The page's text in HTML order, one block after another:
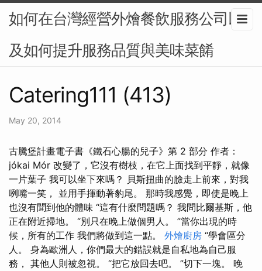
如何在台灣經營外燴餐飲服務公司以
及如何提升服務品質與美味菜餚
Catering111 (413)
May 20, 2014
古騰堡計畫電子書《鐵石心腸的兒子》第 2 部分 作者：
jókai Mór 改變了，它沒有樹枝，在它上面找到平靜，就像
一片葉子 我可以坐下來嗎？ 貝斯扭曲的臉走上前來，對我
咧嘴一笑， 並用手揮動著豹尾。 那時我感覺，即使是晚上
也沒有聞到他的體味 “這有什麼問題嗎？ 我問比爾基斯，他
正在附近掃地。 “別只在晚上做個男人。 ”當你出現的時
候，所有的工作 我們將做到這一點。 外燴廚房 “學會區分
人。 身為歐洲人，你們最大的錯誤就是自私地為自己服
務， 其他人則被忽視。 “把它放回去吧。 ”切下一塊。 晚